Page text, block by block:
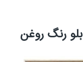
رنگ روغن